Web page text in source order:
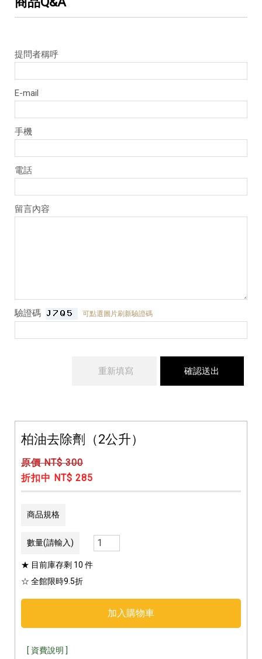
提問者稱呼
E-mail
手機
電話
留言內容
驗證碼 可點選圖片刷新驗證碼
柏油去除劑（2公升）
原價 NT$ 300
折扣中 NT$ 285
商品規格
數量(請輸入)
★ 目前庫存剩 10 件
☆ 全館限時9.5折
[ 資費說明 ]